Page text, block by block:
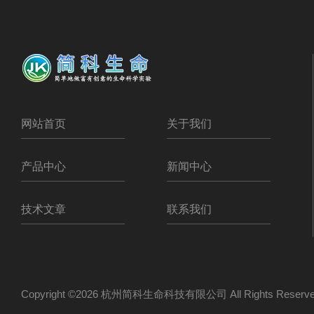
网站首页 关于我们
产品中心 新闻中心
技术文章 联系我们
Copyright ©2026 杭州简科生命科技有限公司 All Rights